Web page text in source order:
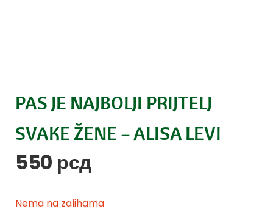
PAS JE NAJBOLJI PRIJTELJ
SVAKE ŽENE – ALISA LEVI
550 рсд
Nema na zalihama